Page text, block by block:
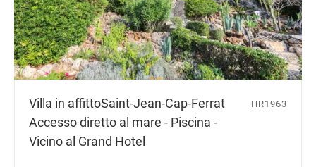
Villa in affittoSaint-Jean-Cap-Ferrat
Accesso diretto al mare - Piscina -
Vicino al Grand Hotel
HR1963